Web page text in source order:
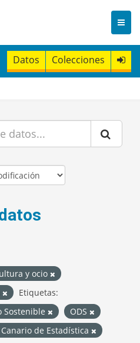
Datos Colecciones
y ocio
Etiquetas:
Sostenible
ODS
de Estadística